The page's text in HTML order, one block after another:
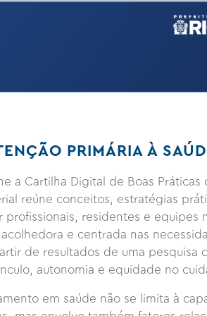
PRIMÁRIA À
a Cartilha Digital de Boas Práticas
reúne conceitos, estratégias
residentes e equipes
e centrada nas
de resultados de uma pesquisa
autonomia e equidade no
em saúde não se limita à